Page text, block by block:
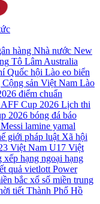
hàng Nhà nước New
Tô Lâm Australia
Quốc hội Lào eo biển
sản Việt Nam Lào
điểm chuẩn
AFF Cup 2026 Lịch thi
2026 bóng đá báo
lamine yamal
giới pháp luật Xã hội
Việt Nam U17 Việt
xếp hạng ngoại hạng
quả vietlott Power
bắc xổ số miền trung
tiết Thành Phố Hồ